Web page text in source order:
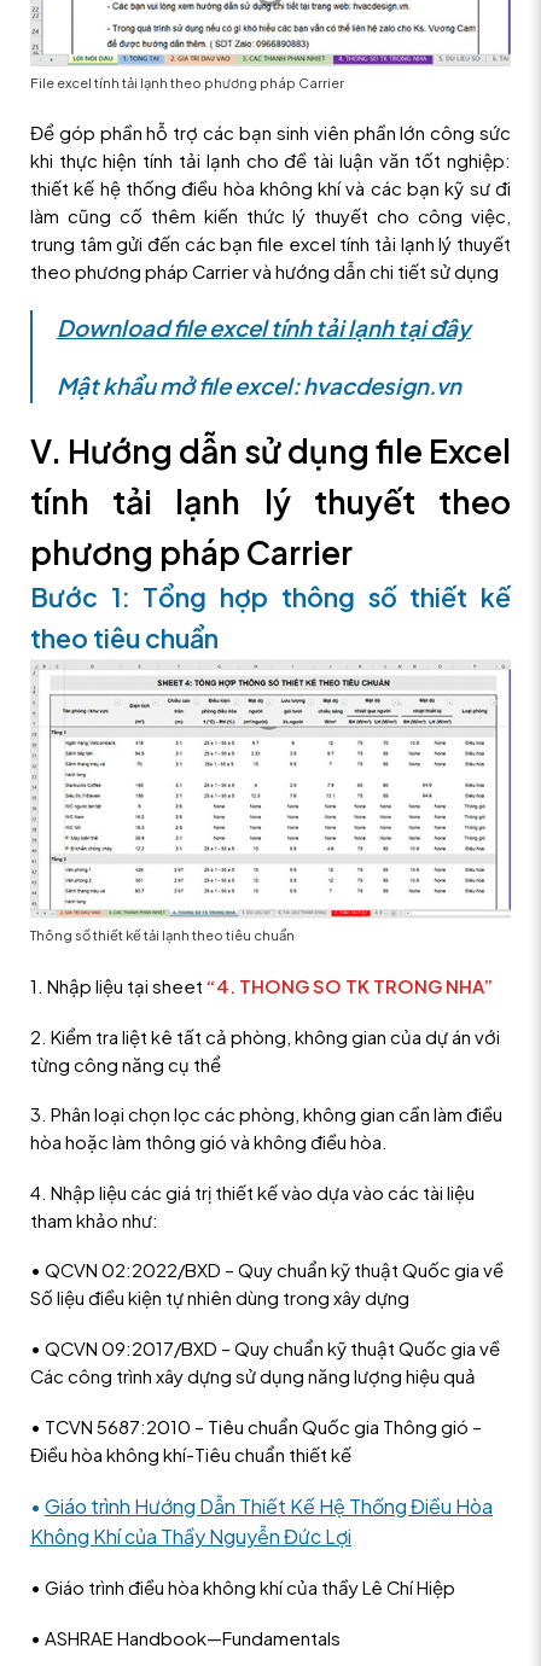
File excel tính tải lạnh theo phương pháp Carrier
Để góp phần hỗ trợ các bạn sinh viên phần lớn công sức
khi thực hiện tính tải lạnh cho đề tài luận văn tốt nghiệp:
thiết kế hệ thống điều hòa không khí và các bạn kỹ sư đi
làm cũng cố thêm kiến thức lý thuyết cho công việc,
trung tâm gửi đến các bạn file excel tính tải lạnh lý thuyết
theo phương pháp Carrier và hướng dẫn chi tiết sử dụng
Download file excel tính tải lạnh tại đây
Mật khẩu mở file excel: hvacdesign.vn
V. Hướng dẫn sử dụng file Excel
tính tải lạnh lý thuyết theo
phương pháp Carrier
Bước 1: Tổng hợp thông số thiết kế
theo tiêu chuẩn
Thông số thiết kế tải lạnh theo tiêu chuẩn
1. Nhập liệu tại sheet “4. THONG SO TK TRONG NHA”
2. Kiểm tra liệt kê tất cả phòng, không gian của dự án với
từng công năng cụ thể
3. Phân loại chọn lọc các phòng, không gian cần làm điều
hòa hoặc làm thông gió và không điều hòa.
4. Nhập liệu các giá trị thiết kế vào dựa vào các tài liệu
tham khảo như:
• QCVN 02:2022/BXD – Quy chuẩn kỹ thuật Quốc gia về
Số liệu điều kiện tự nhiên dùng trong xây dựng
• QCVN 09:2017/BXD – Quy chuẩn kỹ thuật Quốc gia về
Các công trình xây dựng sử dụng năng lượng hiệu quả
• TCVN 5687:2010 – Tiêu chuẩn Quốc gia Thông gió –
Điều hòa không khí-Tiêu chuẩn thiết kế
• Giáo trình Hướng Dẫn Thiết Kế Hệ Thống Điều Hòa
Không Khí của Thầy Nguyễn Đức Lợi
• Giáo trình điều hòa không khí của thầy Lê Chí Hiệp
• ASHRAE Handbook—Fundamentals